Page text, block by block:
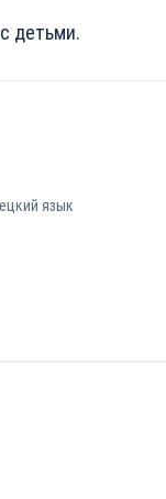
детьми.
язык